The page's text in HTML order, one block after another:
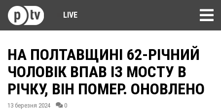
LIVE
НА ПОЛТАВЩИНІ 62-РІЧНИЙ
ЧОЛОВІК ВПАВ ІЗ МОСТУ В
РІЧКУ, ВІН ПОМЕР. ОНОВЛЕНО
13 березня 2024 0